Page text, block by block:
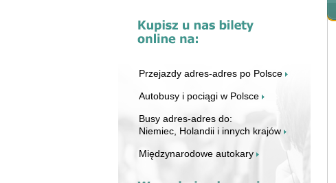
Przejazdy adres-adres po Polsce
Autobusy i pociągi w Polsce
Busy adres-adres do:
Niemiec, Holandii i innych krajów
Międzynarodowe autokary